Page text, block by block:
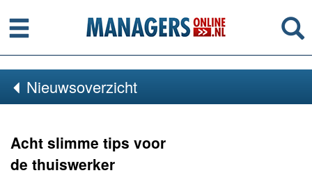
Menu
Nieuwsoverzicht
Acht slimme tips voor
de thuiswerker